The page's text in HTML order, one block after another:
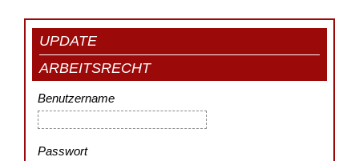
UPDATE
ARBEITSRECHT
Benutzername
Passwort